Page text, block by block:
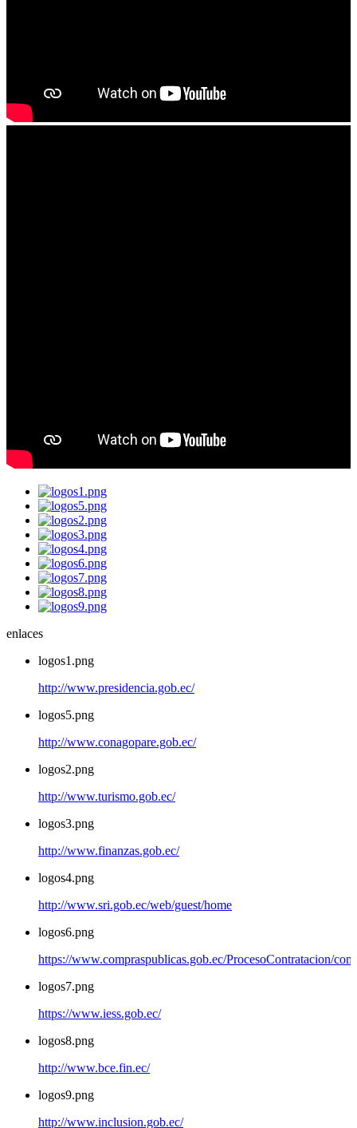
enlaces
logos1.png
http://www.presidencia.gob.ec/
logos5.png
http://www.conagopare.gob.ec/
logos2.png
http://www.turismo.gob.ec/
logos3.png
http://www.finanzas.gob.ec/
logos4.png
http://www.sri.gob.ec/web/guest/home
logos6.png
https://www.compraspublicas.gob.ec/ProcesoContratacion/
logos7.png
https://www.iess.gob.ec/
logos8.png
http://www.bce.fin.ec/
logos9.png
http://www.inclusion.gob.ec/